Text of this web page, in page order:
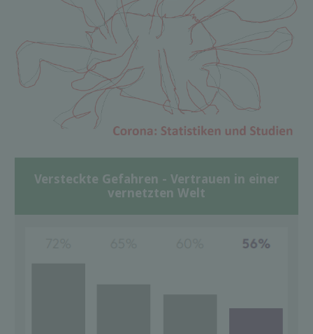
Versteckte Gefahren - Vertrauen in einer
vernetzten Welt